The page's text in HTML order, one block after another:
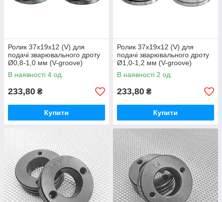
Ролик 37х19х12 (V) для
подачі зварювального дроту
Ø0,8-1,0 мм (V-groove)
В наявності 4 од.
233,80 ₴
Купити
Ролик 37х19х12 (V) для
подачі зварювального дроту
Ø1,0-1,2 мм (V-groove)
В наявності 2 од.
233,80 ₴
Купити